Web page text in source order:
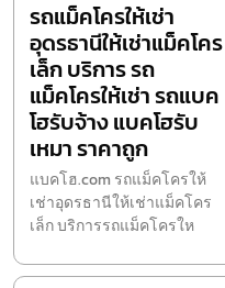
รถแม็คโครให้เช่า
อุดรธานีให้เช่าแม็คโคร
เล็ก บริการ รถ
แม็คโครให้เช่า รถแบค
โฮรับจ้าง แบคโฮรับ
เหมา ราคาถูก
แบคโฮ.com รถแม็คโครให้
เช่าอุดรธานีให้เช่าแม็คโคร
เล็ก บริการรถแม็คโครให